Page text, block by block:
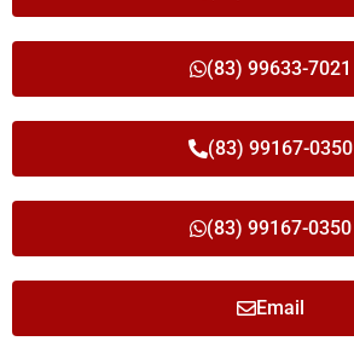
(83) 99633-7021
(83) 99167-0350
(83) 99167-0350
Email